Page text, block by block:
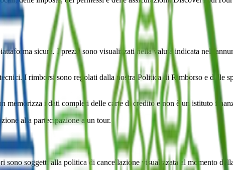
sicura. I prezzi sono visualizzati nella valuta indicata
I rimborsi sono regolati dalla nostra Politica di Rimborso e dalle
i dati completi delle carte di credito e non è un istituto
alla partecipazione a un tour.
soggetti alla politica di cancellazione visualizzata al momento